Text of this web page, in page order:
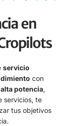
en
servicio
con
potencia,
servicios, te
tus objetivos